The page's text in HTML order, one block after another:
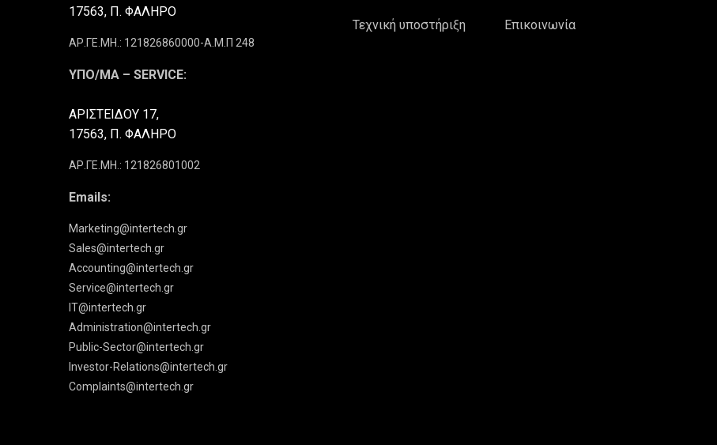
17563, Π. ΦΑΛΗΡΟ
ΑΡ.ΓΕ.ΜΗ.: 121826860000-Α.Μ.Π 248
ΥΠΟ/ΜΑ – SERVICE:
ΑΡΙΣΤΕΙΔΟΥ 17,
17563, Π. ΦΑΛΗΡΟ
ΑΡ.ΓΕ.ΜΗ.: 121826801002
Emails:
Marketing@intertech.gr
Sales@intertech.gr
Accounting@intertech.gr
Service@intertech.gr
IT@intertech.gr
Administration@intertech.gr
Public-Sector@intertech.gr
Investor-Relations@intertech.gr
Complaints@intertech.gr
Τεχνική υποστήριξη Επικοινωνία